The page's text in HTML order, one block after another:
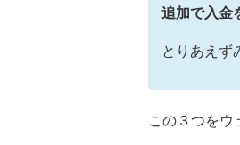
追加で入金
とりあえず
この３つをウ